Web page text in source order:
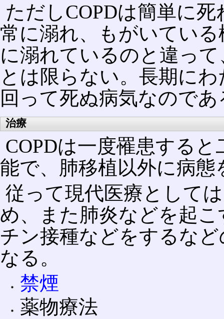
ただしCOPDは簡単に死
常に溺れ、もがいてい
に溺れているのと違っ
とは限らない。長期に
回って死ぬ病気なのであ
治療
COPDは一度罹患する
能で、肺移植以外に病
従って現代医療として
め、また肺炎などを起
チン接種などをするな
なる。
禁煙
薬物療法